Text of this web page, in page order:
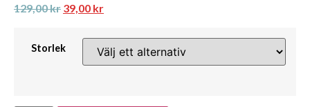
129,00kr 39,00 kr
Storlek